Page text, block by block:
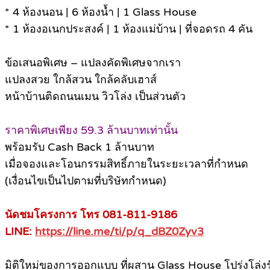
* 4 ห้องนอน | 6 ห้องน้ำ | 1 Glass House
* 1 ห้องอเนกประสงค์ | 1 ห้องแม่บ้าน | ที่จอดรถ 4 คัน
ข้อเสนอพิเศษ – แปลงคัดพิเศษจากเรา
แปลงสวย ใกล้สวน ใกล้คลับเฮาส์
หน้าบ้านติดถนนเมน วิวโล่ง เป็นส่วนตัว
ราคาพิเศษเพียง 59.3 ล้านบาทเท่านั้น
พร้อมรับ Cash Back 1 ล้านบาท
เมื่อจองและโอนกรรมสิทธิ์ภายในระยะเวลาที่กำหนด
(เงื่อนไขเป็นไปตามที่บริษัทกำหนด)
นัดชมโครงการ โทร 081-811-9186
LINE: https://line.me/ti/p/q_dBZ0Zyv3
มิติใหม่ของการออกแบบ ที่ผสาน Glass House โปร่งโล่